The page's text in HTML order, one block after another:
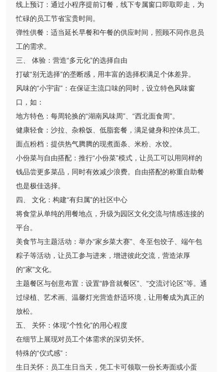
线上预订：通过小程序提前订餐，线下专属窗口即取即走，为
忙碌的员工节省宝贵时间。
弹性供餐：适当延长早餐和午餐的供应时间，照顾不同作息员
工的需求。
三、 体验：营造“多元化”的选择自由
打破“别无选择”的垄断感，用丰富的选择权满足个体差异。
风味的“小宇宙”：在保证主流口味的同时，设立特色风味窗
口，如：
地方特色：每周轮换的“湖南风味周”、“西北面食周”。
健康轻食：沙拉、杂粮饭、低脂套餐，满足健身和控体员工。
面点粉档：提供热气腾腾的现煮面条、米粉、水饺。
小份菜与自由搭配：推行“小份菜”模式，让员工可以用同样的
钱品尝更多菜品，同时有效减少浪费。自由搭配的称重自助餐
也是极佳选择。
四、 文化：构建“有归属”的社区中心
将食堂从单纯的用餐地点，升级为园区文化交流与情感连接的
平台。
美食节与主题活动：举办“家乡菜大赛”、冬至包饺子、端午包
粽子等活动，让员工参与进来，增进彼此交流，营造浓厚
的“家”文化。
主题餐区与创意布置：设置“静音就餐区”、“交流讨论区”等。通
过绿植、艺术画、温馨灯光营造舒适环境，让用餐成为真正的
放松。
五、 关怀：体现“个性化”的用心程度
在细节上展现对员工个体需求的深切关怀。
特殊的“仪式感”：
生日关怀：员工生日当天，凭工卡可领取一份长寿面或小蛋